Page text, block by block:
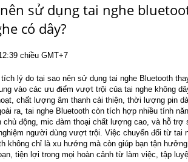
sử dụng tai nghe
có dây?
chiều GMT+7
tích lý do tại sao nên sử dụng tai nghe Bluetooth
vào các ưu điểm vượt trội của tai nghe không
chất lượng âm thanh cải thiện, thời lượng pin
ra, tai nghe Bluetooth còn tích hợp nhiều tính
chủ động, mic đàm thoại chất lượng cao, và hỗ trợ
người dùng vượt trội. Việc chuyển đổi từ tai
không chỉ là xu hướng mà còn giúp bạn tận
tiện lợi trong mọi hoàn cảnh từ làm việc, tập